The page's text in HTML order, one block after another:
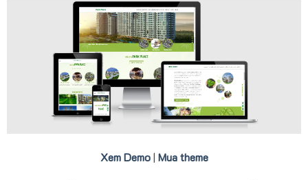
Xem Demo| Mua theme